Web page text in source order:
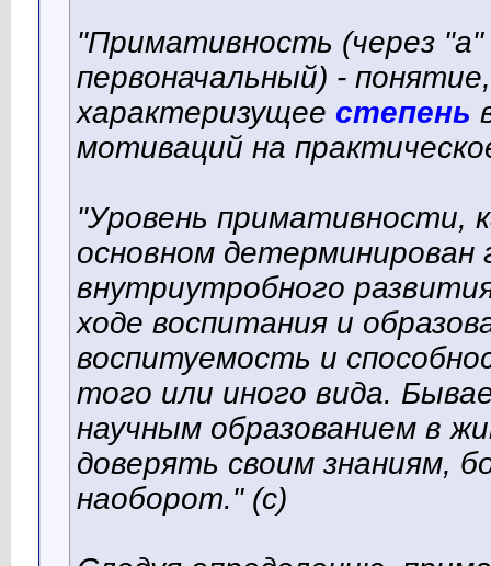
"Примативность (через
первоначальный) -
характеризущее степень
мотиваций на
"Уровень примативности,
основном детерминирован
внутриутробного
ходе воспитания и
воспитуемость и
того или иного вида.
научным образованием в
доверять своим знаниям,
наоборот." (с)